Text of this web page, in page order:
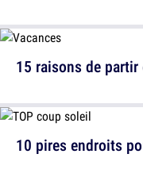
10 pires endroits
15 raisons de